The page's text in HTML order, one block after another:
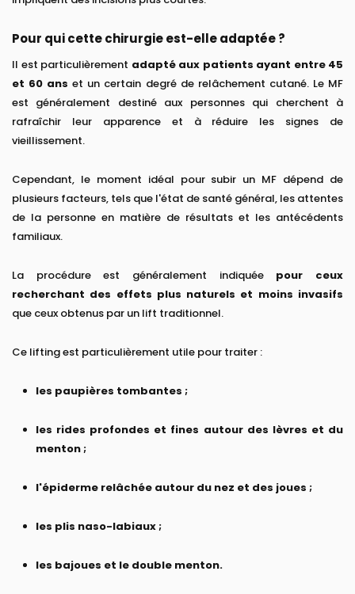
Pour qui cette chirurgie est-elle adaptée ?
Il est particulièrement adapté aux patients ayant entre 45
et 60 ans et un certain degré de relâchement cutané. Le MF
est généralement destiné aux personnes qui cherchent à
rafraîchir leur apparence et à réduire les signes de
vieillissement.
Cependant, le moment idéal pour subir un MF dépend de
plusieurs facteurs, tels que l'état de santé général, les attentes
de la personne en matière de résultats et les antécédents
familiaux.
La procédure est généralement indiquée pour ceux
recherchant des effets plus naturels et moins invasifs
que ceux obtenus par un lift traditionnel.
Ce lifting est particulièrement utile pour traiter :
les paupières tombantes ;
les rides profondes et fines autour des lèvres et du
menton ;
l'épiderme relâchée autour du nez et des joues ;
les plis naso-labiaux ;
les bajoues et le double menton.